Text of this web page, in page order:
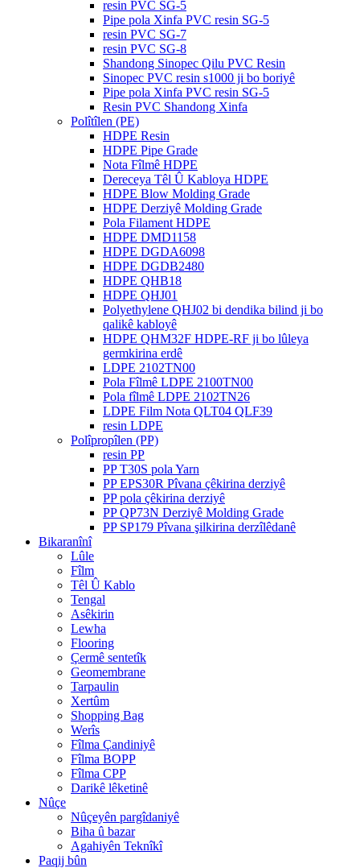
resin PVC SG-5
Pipe pola Xinfa PVC resin SG-5
resin PVC SG-7
resin PVC SG-8
Shandong Sinopec Qilu PVC Resin
Sinopec PVC resin s1000 ji bo boriyê
Pipe pola Xinfa PVC resin SG-5
Resin PVC Shandong Xinfa
Polîtîlen (PE)
HDPE Resin
HDPE Pipe Grade
Nota Fîlmê HDPE
Dereceya Têl Û Kabloya HDPE
HDPE Blow Molding Grade
HDPE Derziyê Molding Grade
Pola Filament HDPE
HDPE DMD1158
HDPE DGDA6098
HDPE DGDB2480
HDPE QHB18
HDPE QHJ01
Polyethylene QHJ02 bi dendika bilind ji bo
qalikê kabloyê
HDPE QHM32F HDPE-RF ji bo lûleya
germkirina erdê
LDPE 2102TN00
Pola Fîlmê LDPE 2100TN00
Pola fîlmê LDPE 2102TN26
LDPE Film Nota QLT04 QLF39
resin LDPE
Polîpropîlen (PP)
resin PP
PP T30S pola Yarn
PP EPS30R Pîvana çêkirina derziyê
PP pola çêkirina derziyê
PP QP73N Derziyê Molding Grade
PP SP179 Pîvana şilkirina derzîlêdanê
Bikaranînî
Lûle
Fîlm
Têl Û Kablo
Tengal
Asêkirin
Lewha
Flooring
Çermê sentetîk
Geomembrane
Tarpaulin
Xertûm
Shopping Bag
Werîs
Fîlma Çandiniyê
Fîlma BOPP
Fîlma CPP
Darikê lêketinê
Nûçe
Nûçeyên pargîdaniyê
Biha û bazar
Agahiyên Teknîkî
Paqij bûn